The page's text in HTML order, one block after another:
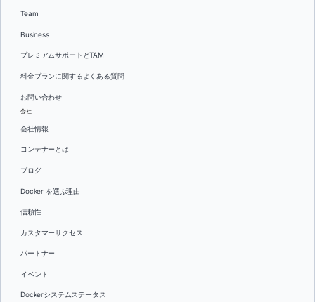
Team
Business
プレミアムサポートとTAM
料金プランに関するよくある質問
お問い合わせ
会社
会社情報
コンテナーとは
ブログ
Docker を選ぶ理由
信頼性
カスタマーサクセス
パートナー
イベント
Dockerシステムステータス